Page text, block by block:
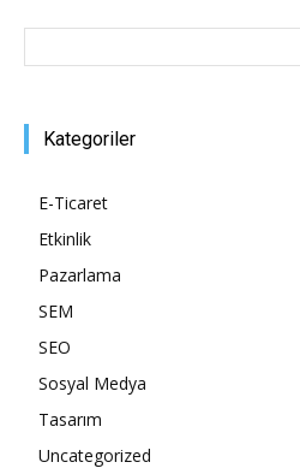
Kategoriler
E-Ticaret
Etkinlik
Pazarlama
SEM
SEO
Sosyal Medya
Tasarım
Uncategorized